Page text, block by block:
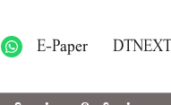
E-Paper DTNEXT